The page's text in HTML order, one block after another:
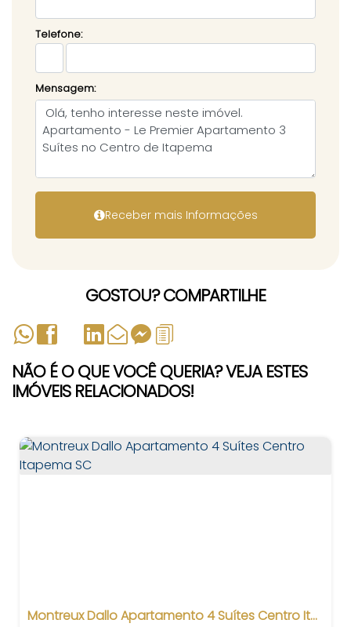
Telefone:
Mensagem:
GOSTOU? COMPARTILHE
NÃO É O QUE VOCÊ QUERIA? VEJA ESTES
IMÓVEIS RELACIONADOS!
Montreux Dallo Apartamento 4 Suítes Centro Itapema SC